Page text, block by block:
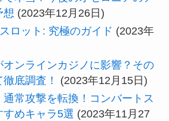
想 (2023年12月26日)
ロット: 究極のガイド (2023年
オンラインカジノに影響？その
底調査！
(2023年12月15日)
通常攻撃を転換！コンバートス
めキャラ5選 (2023年11月27